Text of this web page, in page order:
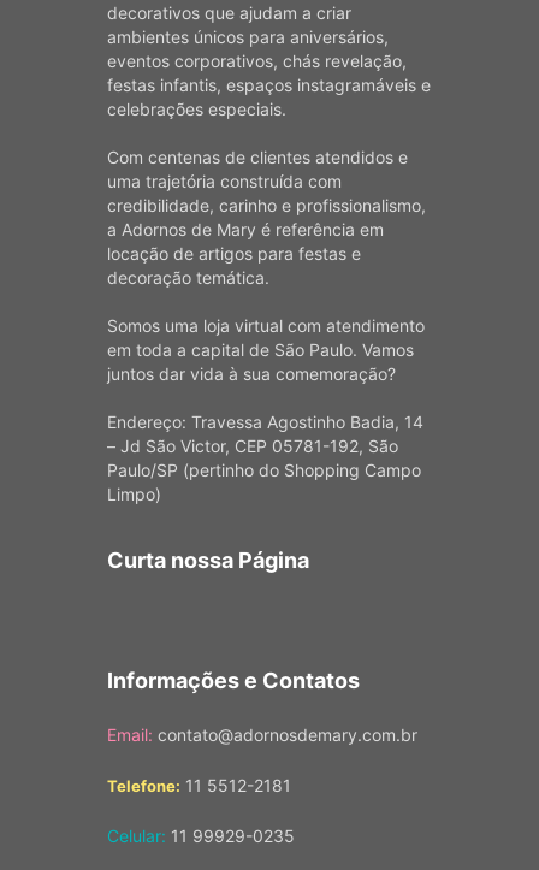
decorativos que ajudam a criar
ambientes únicos para aniversários,
eventos corporativos, chás revelação,
festas infantis, espaços instagramáveis e
celebrações especiais.
Com centenas de clientes atendidos e
uma trajetória construída com
credibilidade, carinho e profissionalismo,
a Adornos de Mary é referência em
locação de artigos para festas e
decoração temática.
Somos uma loja virtual com atendimento
em toda a capital de São Paulo. Vamos
juntos dar vida à sua comemoração?
Endereço: Travessa Agostinho Badia, 14
– Jd São Victor, CEP 05781-192, São
Paulo/SP (pertinho do Shopping Campo
Limpo)
Curta nossa Página
Informações e Contatos
Email: contato@adornosdemary.com.br
Telefone: 11 5512-2181
Celular: 11 99929-0235